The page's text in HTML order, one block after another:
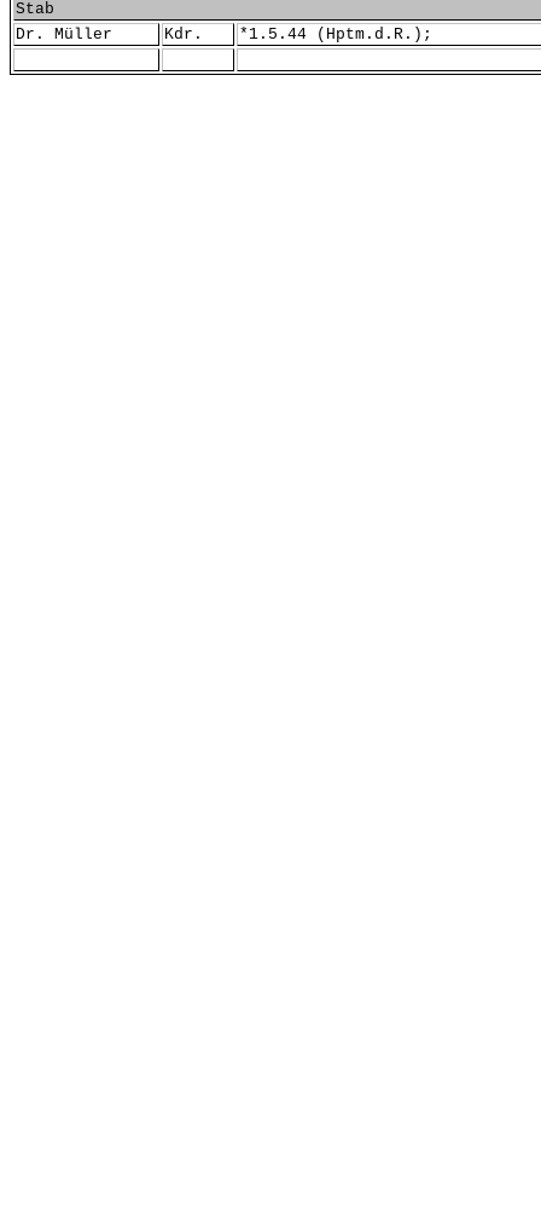
Stab
Dr. Müller
Kdr. *1.5.44 (Hptm.d.R.);